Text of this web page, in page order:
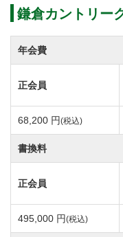
平方メートル、全長
コース内には桜やツ
が配され景観に彩り
季節によって変わる
しませてくれる18ホ
自然地形をうまく活
コース設計がプレー
OUTコースは打ち上
ています。
鎌倉カントリー
年会費
正会員
68,200 円(税込)
書換料
正会員
495,000 円(税込)